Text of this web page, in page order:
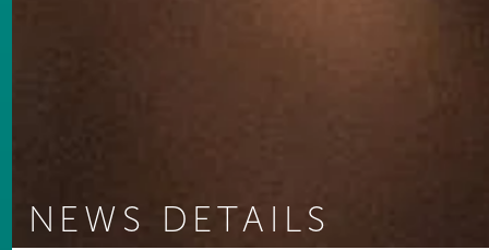
NEWS DETAILS